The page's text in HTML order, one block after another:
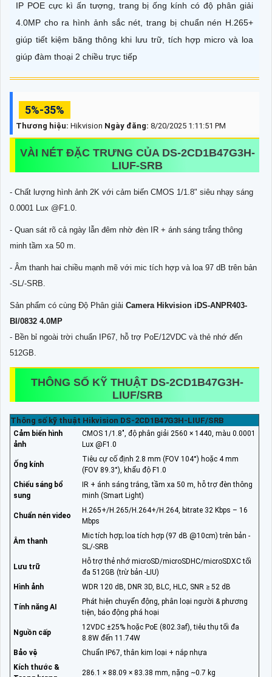
IP POE cực kì ấn tượng, trang bị ống kính có độ phân giải
4.0MP cho ra hình ảnh sắc nét, trang bị chuẩn nén H.265+
giúp tiết kiệm băng thông khi lưu trữ, tích hợp micro và loa
giúp đàm thoại 2 chiều trực tiếp
5%-35%
Thương hiệu: Hikvision Ngày đăng: 8/20/2025 1:11:51 PM
VÀI NÉT ĐẶC TRƯNG CỦA DS-2CD1B47G3H-
LIUF-SRB
- Chất lượng hình ảnh 2K với cảm biến CMOS 1/1.8" siêu nhạy sáng
0.0001 Lux @F1.0.
- Quan sát rõ cả ngày lẫn đêm nhờ đèn IR + ánh sáng trắng thông
minh tầm xa 50 m.
- Âm thanh hai chiều mạnh mẽ với mic tích hợp và loa 97 dB trên bản
-SL/-SRB.
Sản phẩm có cùng Độ Phân giải Camera Hikvision iDS-ANPR403-
BI/0832 4.0MP
- Bền bỉ ngoài trời chuẩn IP67, hỗ trợ PoE/12VDC và thẻ nhớ đến
512GB.
THÔNG SỐ KỸ THUẬT DS-2CD1B47G3H-
LIUF/SRB
Thông số kỹ thuật Hikvision DS-2CD1B47G3H-LIUF/SRB
Cảm biến hình
ảnh
CMOS 1/1.8", độ phân giải 2560 × 1440, màu 0.0001
Lux @F1.0
Ống kính
Tiêu cự cố định 2.8 mm (FOV 104°) hoặc 4 mm
(FOV 89.3°), khẩu độ F1.0
Chiếu sáng bổ
sung
IR + ánh sáng trắng, tầm xa 50 m, hỗ trợ đèn thông
minh (Smart Light)
Chuẩn nén video
H.265+/H.265/H.264+/H.264, bitrate 32 Kbps – 16
Mbps
Âm thanh
Mic tích hợp; loa tích hợp (97 dB @10cm) trên bản -
SL/-SRB
Lưu trữ
Hỗ trợ thẻ nhớ microSD/microSDHC/microSDXC tối
đa 512GB (trừ bản -LIU)
Hình ảnh
WDR 120 dB, DNR 3D, BLC, HLC, SNR ≥ 52 dB
Tính năng AI
Phát hiện chuyển động, phân loại người & phương
tiện, báo động phá hoại
Nguồn cấp
12VDC ±25% hoặc PoE (802.3af), tiêu thụ tối đa
8.8W đến 11.74W
Bảo vệ
Chuẩn IP67, thân kim loại + nắp nhựa
Kích thước &
286.1 × 88.09 × 83.38 mm, nặng ~0.7 kg